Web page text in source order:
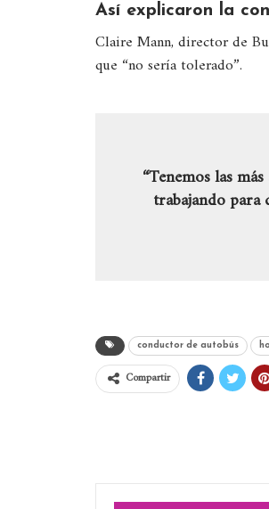
Así explicaron la
Claire Mann, director de
que “no sería tolerado”.
“Tenemos las
trabajando
conductor de autobús
Compartir